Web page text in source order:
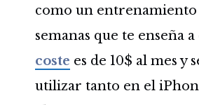
como un entrenamiento
semanas que te enseña
coste es de 10$ al mes y
utilizar tanto en el